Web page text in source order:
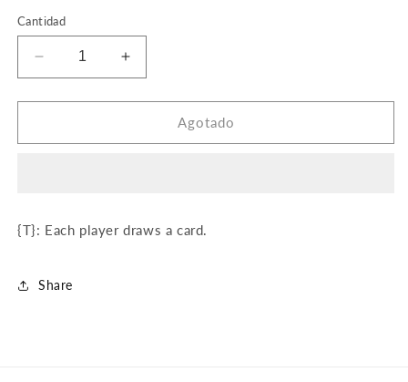
Cantidad
Reducir
cantidad
para
Bell
Aumentar
cantidad
para
Bell
Agotado
{T}: Each player draws a card.
Share